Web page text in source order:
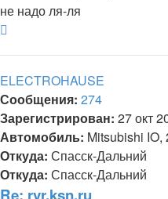
не надо ля-ля
ELECTROHAUSE
Сообщения: 274
Зарегистрирован: 27 окт
Автомобиль: Mitsubishi IO,
Откуда: Спасск-Дальний
Откуда: Спасск-Дальний
Re: rvr.ksn.ru